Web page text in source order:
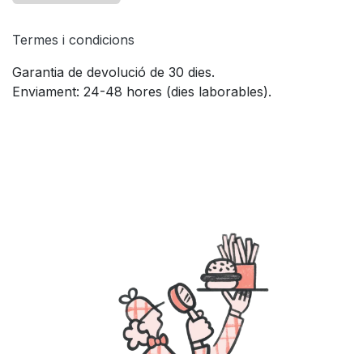
Termes i condicions
Garantia de devolució de 30 dies.
Enviament: 24-48 hores (dies laborables).